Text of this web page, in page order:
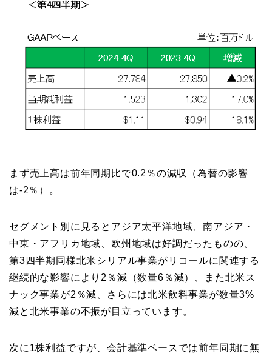
まず売上高は前年同期比で0.2％の減収（為替の影響
は-2％）。
セグメント別に見るとアジア太平洋地域、南アジア・
中東・アフリカ地域、欧州地域は好調だったものの、
第3四半期同様北米シリアル事業がリコールに関連する
継続的な影響により2％減（数量6％減）、また北米ス
ナック事業が2％減、さらには北米飲料事業が数量3%
減と北米事業の不振が目立っています。
次に1株利益ですが、会計基準ベースでは前年同期に無